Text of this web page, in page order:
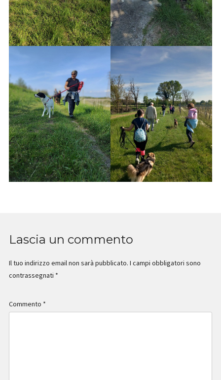
Lascia un commento
Il tuo indirizzo email non sarà pubblicato. I campi obbligatori sono
contrassegnati *
Commento *